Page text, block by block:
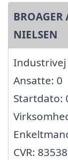
NIELSEN
Industrivej
Ansatte: 0
Startdato:
CVR: